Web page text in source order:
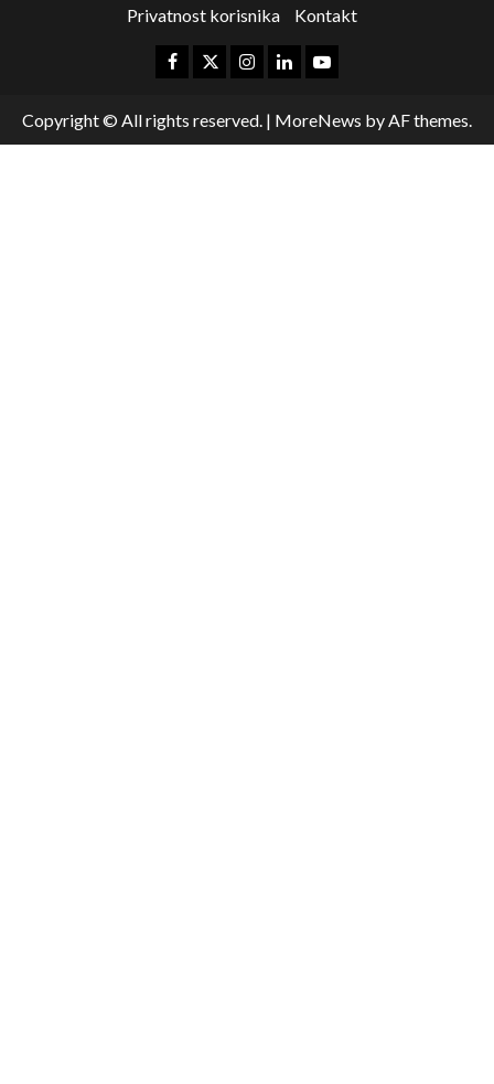
Privatnost korisnika
Kontakt
Copyright © All rights reserved. | MoreNews by AF themes.